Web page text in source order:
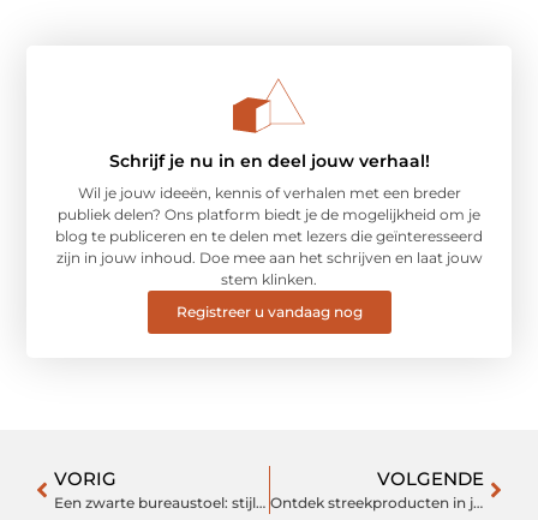
Schrijf je nu in en deel jouw verhaal!
Wil je jouw ideeën, kennis of verhalen met een breder
publiek delen? Ons platform biedt je de mogelijkheid om je
blog te publiceren en te delen met lezers die geïnteresseerd
zijn in jouw inhoud. Doe mee aan het schrijven en laat jouw
stem klinken.
Registreer u vandaag nog
VORIG
Een zwarte bureaustoel: stijlvol, praktisch én comfortabel
VOLGENDE
Ontdek streekproducten in je kerstpakket